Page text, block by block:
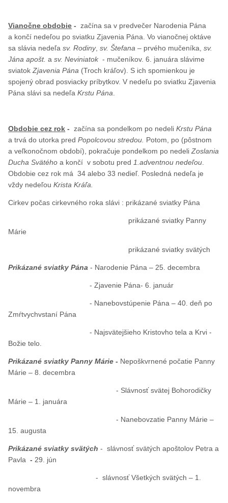
Vianočne obdobie - začína sa v predvečer Narodenia Pána
a končí nedeľou po sviatku Zjavenia Pána. Vo vianočnej oktáve
sa slávia nedeľasv. Rodiny,sv. Štefana – prvého mučeníka,sv.
Jána apošt. asv. Neviniatok- mučeníkov. 6. januára slávime
sviatokZjavenia Pána (Troch kráľov). S ich spomienkou je
spojený obrad posviacky príbytkov. V nedeľu po sviatku Zjavenia
Pána slávi sa nedeľaKrstu Pána.
Obdobie cez rok -začína sa pondelkom po nedeliKrstu Pána
a trvá do utorka predPopolcovou stredou. Potom, po (pôstnom
a veľkonočnom období), pokračuje pondelkom po nedeliZoslania
Ducha Svätéhoa končí v sobotu pred1.adventnou nedeľou.
Obdobie cez rok má 34 alebo 33 nedieľ. Posledná nedeľa je
vždy nedeľouKrista Kráľa.
Cirkev počas cirkevného roka slávi : prikázané sviatky Pána
prikázané sviatky Panny
Márie
prikázané sviatky svätých
Prikázané sviatky Pána- Narodenie Pána – 25. decembra
- Zjavenie Pána- 6. január
- Nanebovstúpenie Pána – 40. deň po
Zmŕtvychvstaní Pána
- Najsvätejšieho Kristovho tela a Krvi -
Božie telo.
Prikázané sviatky Panny Márie- Nepoškvrnené počatie Panny
Márie – 8. decembra
- Slávnosť svätej Bohorodičky
Márie – 1. januára
- Nanebovzatie Panny Márie –
15. augusta
Prikázané sviatky svätých - slávnosť svätých apoštolov Petra a
Pavla -29. jún
- slávnosť Všetkých svätých – 1.
novembra